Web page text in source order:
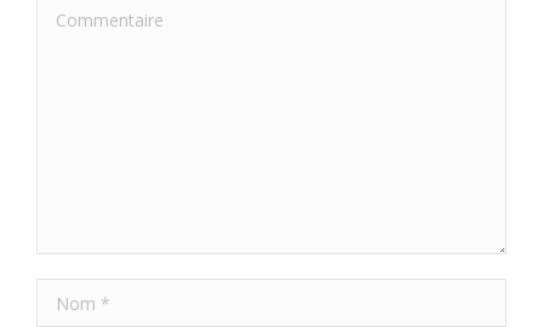
Commentaire
Nom *